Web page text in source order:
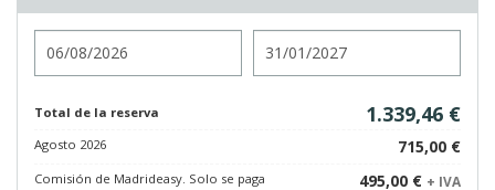
Total de la reserva 1.339,46 €
Agosto 2026 715,00 €
Comisión de Madrideasy. Solo se paga
495,00 € + IVA